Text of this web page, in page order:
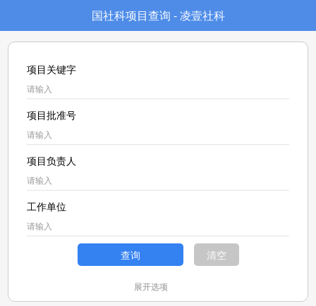
国社科项目查询 - 凌壹社科
项目关键字
项目批准号
项目负责人
工作单位
查询 清空
展开选项